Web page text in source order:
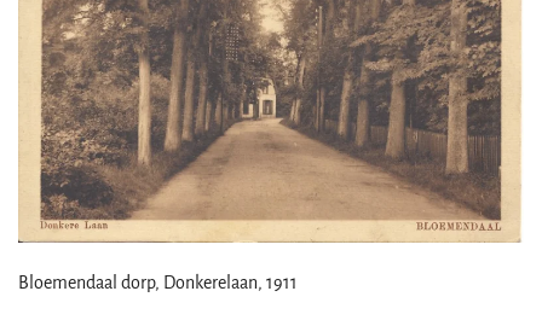
Bloemendaal dorp, Donkerelaan, 1911